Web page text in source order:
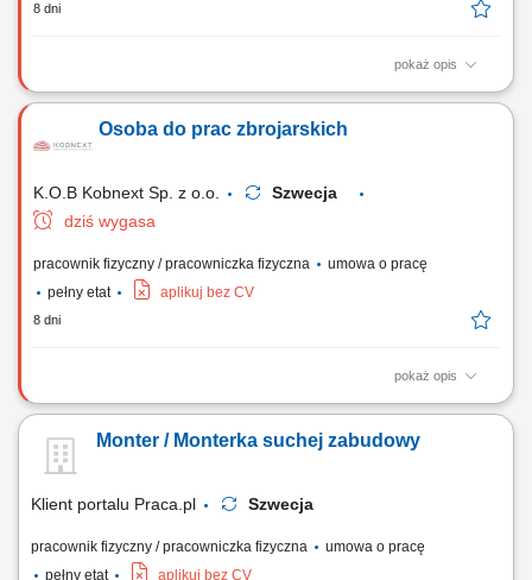
8 dni
pokaż opis
Opis stanowiska: Wykonywanie prac w zakresie ciesielki systemowej;
zbrojarskich i betoniarskich; Inne prace budowlane – pomocnicze;
Osoba do prac zbrojarskich
K.O.B Kobnext Sp. z o.o.
Szwecja
dziś wygasa
pracownik fizyczny / pracowniczka fizyczna
umowa o pracę
pełny etat
aplikuj bez CV
8 dni
pokaż opis
Zakres obowiązków: Wykonywanie prac w zakresie montażu zbrojenia;
Monter / Monterka suchej zabudowy
Klient portalu Praca.pl Szwecja
pracownik fizyczny / pracowniczka fizyczna
umowa o pracę
pełny etat
aplikuj bez CV